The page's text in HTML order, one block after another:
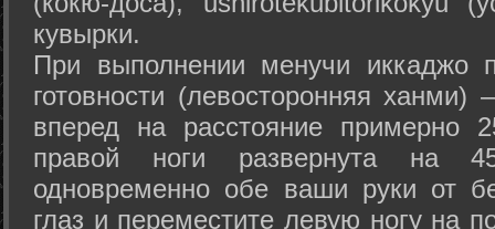
кувырки.
При выполнении менучи иккаджо
готовности (левосторонняя
вперед на расстояние примерно
правой ноги развернута на
одновременно обе ваши руки от
глаз и переместите левую ногу на